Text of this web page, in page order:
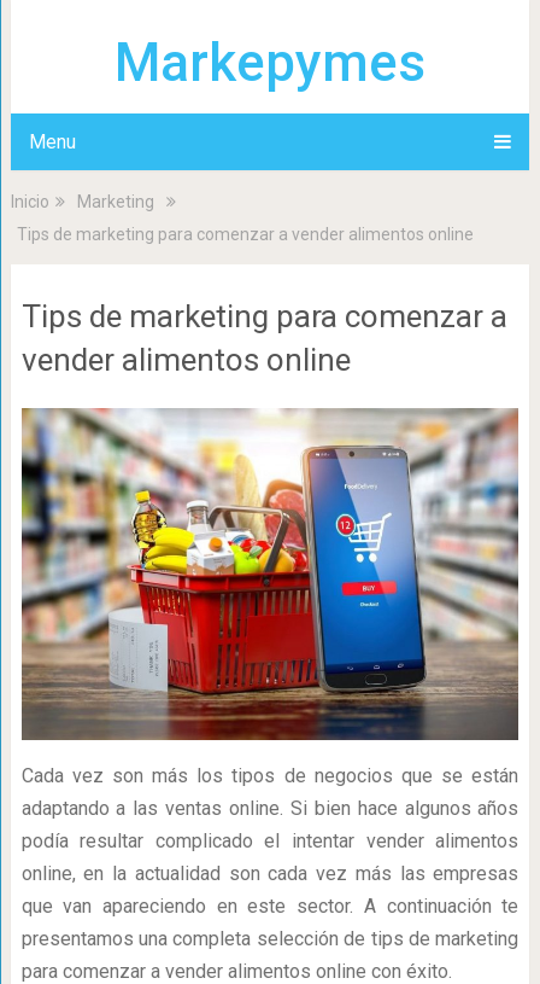
Markepymes
Menu
Inicio
Marketing
Tips de marketing para comenzar a vender alimentos online
Tips de marketing para comenzar a
vender alimentos online
Cada vez son más los tipos de negocios que se están
adaptando a las ventas online. Si bien hace algunos años
podía resultar complicado el intentar vender alimentos
online, en la actualidad son cada vez más las empresas
que van apareciendo en este sector. A continuación te
presentamos una completa selección de tips de marketing
para comenzar a vender alimentos online con éxito.